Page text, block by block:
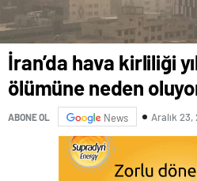
İran’da hava kirliliği
ölümüne neden
ABONE OL News Aralık